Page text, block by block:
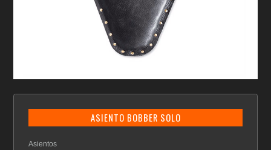
ASIENTO BOBBER SOLO
Asientos